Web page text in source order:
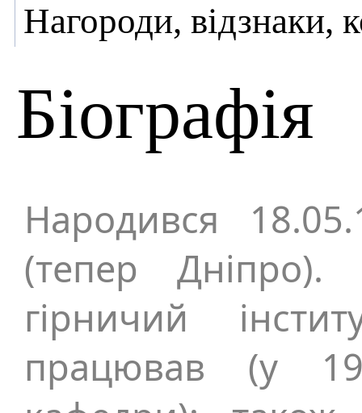
Нагороди, відзнаки,
Біографія
Народився
(тепер Дніпро).
гірничий
працював (у